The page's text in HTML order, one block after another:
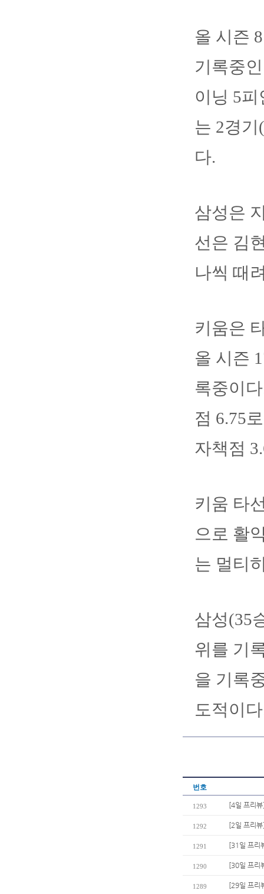
올 시즌
기록중
이닝 5
는 2경
다.
삼성은
선은 김
나씩 때
키움은
올 시즌
록중이
점 6.75
자책점
키움 타
으로 활
는 멀티
삼성(35
위를 기
을 기록
도적이
번호
1293 [4일 프리
1292 [2일 프리
1291 [31일 프리
1290 [30일 프리
1289 [29일 프리